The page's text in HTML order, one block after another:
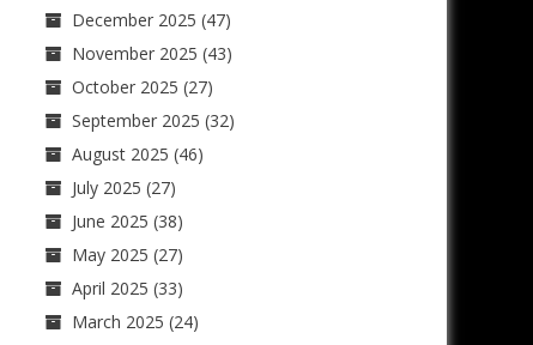
December 2025 (47)
November 2025 (43)
October 2025 (27)
September 2025 (32)
August 2025 (46)
July 2025 (27)
June 2025 (38)
May 2025 (27)
April 2025 (33)
March 2025 (24)